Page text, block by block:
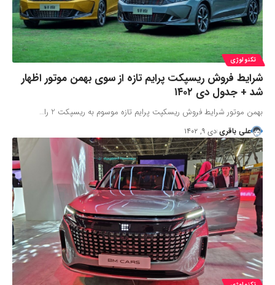
تکنولوژی
شرایط فروش ریسپکت پرایم تازه از سوی بهمن موتور اظهار
شد + جدول دی ۱۴۰۲
بهمن موتور شرایط فروش ریسکپت پرایم تازه موسوم به ریسپکت 2 را…
علی باقری دی ۹, ۱۴۰۲